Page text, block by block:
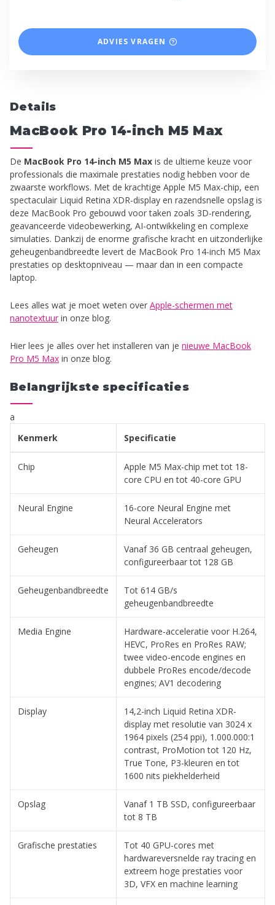
ADVIES VRAGEN
Details
MacBook Pro 14-inch M5 Max
De MacBook Pro 14-inch M5 Max is de ultieme keuze voor
professionals die maximale prestaties nodig hebben voor de
zwaarste workflows. Met de krachtige Apple M5 Max-chip, een
spectaculair Liquid Retina XDR-display en razendsnelle opslag is
deze MacBook Pro gebouwd voor taken zoals 3D-rendering,
geavanceerde videobewerking, AI-ontwikkeling en complexe
simulaties. Dankzij de enorme grafische kracht en uitzonderlijke
geheugenbandbreedte levert de MacBook Pro 14-inch M5 Max
prestaties op desktopniveau — maar dan in een compacte
laptop.
Lees alles wat je moet weten over Apple-schermen met
nanotextuur in onze blog.
Hier lees je alles over het installeren van je nieuwe MacBook
Pro M5 Max in onze blog.
Belangrijkste specificaties
a
Kenmerk
Specificatie
Chip
Apple M5 Max-chip met tot 18-
core CPU en tot 40-core GPU
Neural Engine
16-core Neural Engine met
Neural Accelerators
Geheugen
Vanaf 36 GB centraal geheugen,
configureerbaar tot 128 GB
Geheugenbandbreedte
Tot 614 GB/s
geheugenbandbreedte
Media Engine
Hardware-acceleratie voor H.264,
HEVC, ProRes en ProRes RAW;
twee video-encode engines en
dubbele ProRes encode/decode
engines; AV1 decodering
Display
14,2-inch Liquid Retina XDR-
display met resolutie van 3024 x
1964 pixels (254 ppi), 1.000.000:1
contrast, ProMotion tot 120 Hz,
True Tone, P3-kleuren en tot
1600 nits piekhelderheid
Opslag
Vanaf 1 TB SSD, configureerbaar
tot 8 TB
Grafische prestaties
Tot 40 GPU-cores met
hardwareversnelde ray tracing en
extreem hoge prestaties voor
3D, VFX en machine learning